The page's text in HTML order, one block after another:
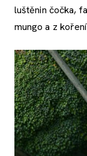
luštěnin čočka,
mungo a z